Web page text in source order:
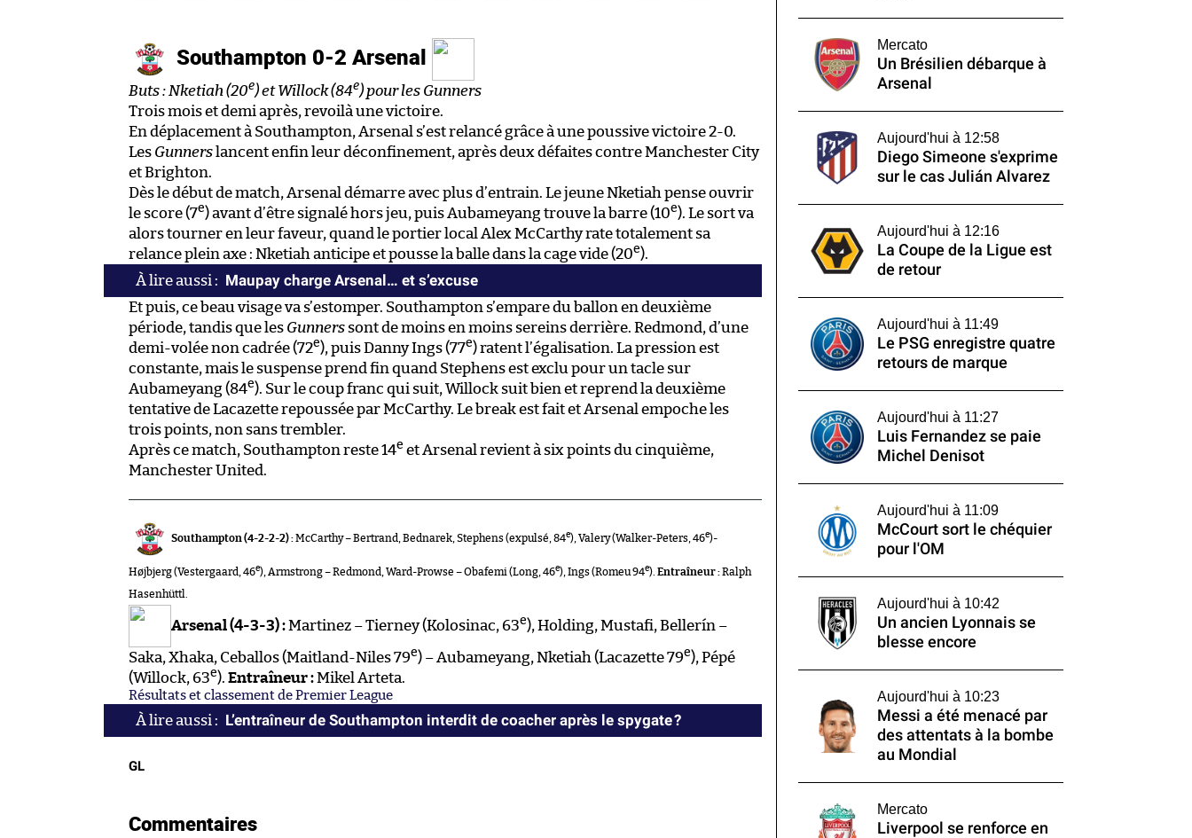
Southampton 0-2 Arsenal
Buts : Nketiah (20e) et Willock (84e) pour les Gunners
Trois mois et demi après, revoilà une victoire.
En déplacement à Southampton, Arsenal s’est relancé grâce à une poussive victoire 2-0.
Les Gunners lancent enfin leur déconfinement, après deux défaites contre Manchester City
et Brighton.
Dès le début de match, Arsenal démarre avec plus d’entrain. Le jeune Nketiah pense ouvrir
le score (7e) avant d’être signalé hors jeu, puis Aubameyang trouve la barre (10e). Le sort va
alors tourner en leur faveur, quand le portier local Alex McCarthy rate totalement sa
relance plein axe : Nketiah anticipe et pousse la balle dans la cage vide (20e).
Maupay charge Arsenal… et s’excuse
Et puis, ce beau visage va s’estomper. Southampton s’empare du ballon en deuxième
période, tandis que les Gunners sont de moins en moins sereins derrière. Redmond, d’une
demi-volée non cadrée (72e), puis Danny Ings (77e) ratent l’égalisation. La pression est
constante, mais le suspense prend fin quand Stephens est exclu pour un tacle sur
Aubameyang (84e). Sur le coup franc qui suit, Willock suit bien et reprend la deuxième
tentative de Lacazette repoussée par McCarthy. Le break est fait et Arsenal empoche les
trois points, non sans trembler.
Après ce match, Southampton reste 14e et Arsenal revient à six points du cinquième,
Manchester United.
Southampton (4-2-2-2) :McCarthy – Bertrand, Bednarek, Stephens (expulsé, 84e), Valery (Walker-Peters, 46e)-
Højbjerg (Vestergaard, 46e), Armstrong – Redmond, Ward-Prowse – Obafemi (Long, 46e), Ings (Romeu 94e). Entraîneur :Ralph
Hasenhüttl.
Arsenal (4-3-3) :Martinez – Tierney (Kolosinac, 63e), Holding, Mustafi, Bellerín –
Saka, Xhaka, Ceballos (Maitland-Niles 79e) – Aubameyang, Nketiah (Lacazette 79e), Pépé
(Willock, 63e). Entraîneur :Mikel Arteta.
Résultats et classement de Premier League
L’entraîneur de Southampton interdit de coacher après le spygate ?
GL
Commentaires
Mercato
Un Brésilien débarque à
Arsenal
Aujourd'hui à 12:58
Diego Simeone s'exprime
sur le cas Julián Alvarez
Aujourd'hui à 12:16
La Coupe de la Ligue est
de retour
Aujourd'hui à 11:49
Le PSG enregistre quatre
retours de marque
Aujourd'hui à 11:27
Luis Fernandez se paie
Michel Denisot
Aujourd'hui à 11:09
McCourt sort le chéquier
pour l'OM
Aujourd'hui à 10:42
Un ancien Lyonnais se
blesse encore
Aujourd'hui à 10:23
Messi a été menacé par
des attentats à la bombe
au Mondial
Mercato
Liverpool se renforce en